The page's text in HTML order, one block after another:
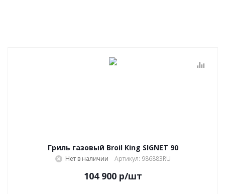
Гриль газовый Broil King SIGNET 90
Нет в наличии Артикул: 986883RU
104 900 р/шт